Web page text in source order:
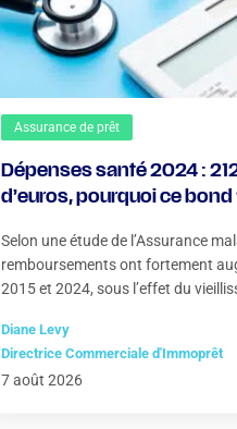
Assurance de prêt
Dépenses santé 2024 :
d’euros, pourquoi ce bond
Selon une étude de l’Assurance
remboursements ont fortement
2015 et 2024, sous l’effet du
Diane Levy
Directrice Commerciale d'Immoprêt
7 août 2026